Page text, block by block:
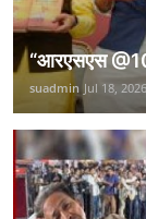
“आरएसएस
suadmin Jul 18, 2026